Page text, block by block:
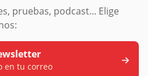
pruebas, podcast... Elige
en tu correo